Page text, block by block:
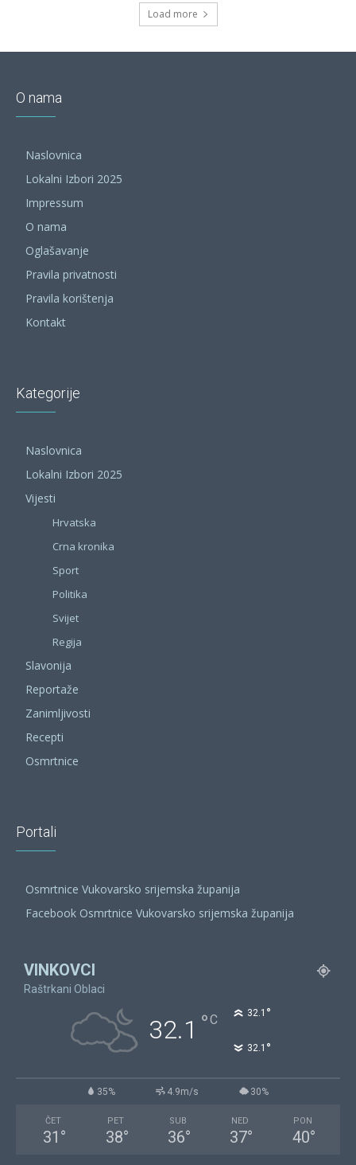
Load more
O nama
Naslovnica
Lokalni Izbori 2025
Impressum
O nama
Oglašavanje
Pravila privatnosti
Pravila korištenja
Kontakt
Kategorije
Naslovnica
Lokalni Izbori 2025
Vijesti
Hrvatska
Crna kronika
Sport
Politika
Svijet
Regija
Slavonija
Reportaže
Zanimljivosti
Recepti
Osmrtnice
Portali
Osmrtnice Vukovarsko srijemska županija
Facebook Osmrtnice Vukovarsko srijemska županija
VINKOVCI
Raštrkani Oblaci
32.1 °C 32.1 °
32.1 °
35% 4.9m/s 30%
ČET
31 °
PET
38°
SUB
36°
NED
37°
PON
40°